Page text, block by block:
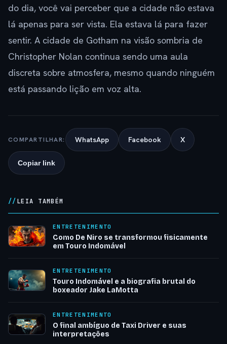
do dia, você vai perceber que a cidade não estava
lá apenas para ser vista. Ela estava lá para fazer
sentir. A cidade de Gotham na visão sombria de
Christopher Nolan continua sendo uma aula
discreta sobre atmosfera, mesmo quando ninguém
está passando lição em voz alta.
COMPARTILHAR: WhatsApp Facebook X
Copiar link
LEIA TAMBÉM
ENTRETENIMENTO
Como De Niro se transformou fisicamente
em Touro Indomável
ENTRETENIMENTO
Touro Indomável e a biografia brutal do
boxeador Jake LaMotta
ENTRETENIMENTO
O final ambíguo de Taxi Driver e suas
interpretações